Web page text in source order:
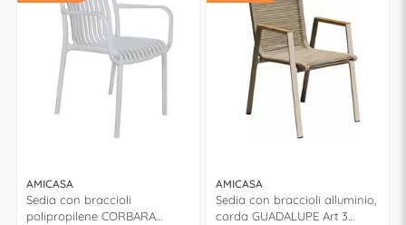
AMICASA
Sedia con braccioli
polipropilene CORBARA
AMICASA
Sedia con braccioli alluminio,
corda GUADALUPE Art 3